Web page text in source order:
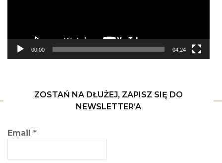
00:00 04:24
ZOSTAŃ NA DŁUŻEJ, ZAPISZ SIĘ DO
NEWSLETTER’A
Email *